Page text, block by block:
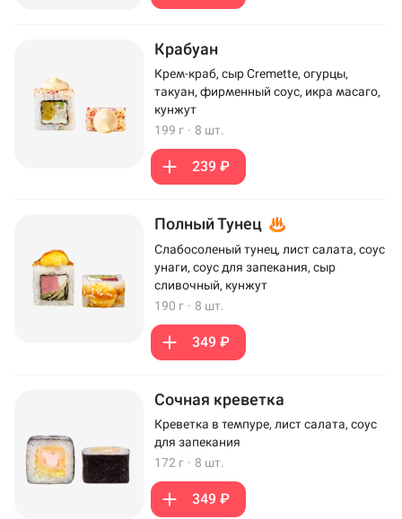
Крабуан
Крем-краб, сыр Cremette, огурцы,
такуан, фирменный соус, икра масаго,
кунжут
199 г · 8 шт.
239 ₽
Полный Тунец
Слабосоленый тунец, лист салата, соус
унаги, соус для запекания, сыр
сливочный, кунжут
190 г · 8 шт.
349 ₽
Сочная креветка
Креветка в темпуре, лист салата, соус
для запекания
172 г · 8 шт.
349 ₽